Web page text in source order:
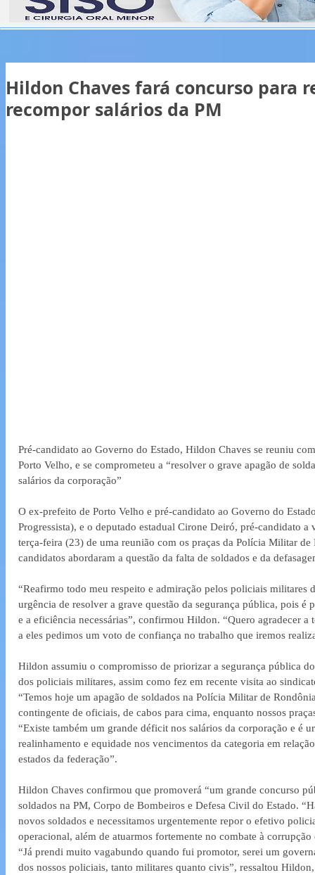
Hildon Chaves fará concurso para
recompor salários da PM
Pré-candidato ao Governo do Estado, Hildon Chaves se reuniu
Porto Velho, e se comprometeu a “resolver o grave apagão de
salários da corporação”
O ex-prefeito de Porto Velho e pré-candidato ao Governo do
Progressista), e o deputado estadual Cirone Deiró, pré-candidato
terça-feira (23) de uma reunião com os praças da Polícia Militar
candidatos abordaram a questão da falta de soldados e da
“Reafirmo todo meu respeito e admiração pelos policiais militares
urgência de resolver a grave questão da segurança pública, pois é
e a eficiência necessárias”, confirmou Hildon. “Quero agradecer a
a eles pedimos um voto de confiança no trabalho que iremos
Hildon assumiu o compromisso de priorizar a segurança pública
dos policiais militares, assim como fez em recente visita ao
“Temos hoje um apagão de soldados na Polícia Militar de
contingente de oficiais, de cabos para cima, enquanto nossos
“Existe também um grande déficit nos salários da corporação e é
realinhamento e equidade nos vencimentos da categoria em
estados da federação”.
Hildon Chaves confirmou que promoverá “um grande concurso
soldados na PM, Corpo de Bombeiros e Defesa Civil do Estado.
novos soldados e necessitamos urgentemente repor o efetivo
operacional, além de atuarmos fortemente no combate à
“Já prendi muito vagabundo quando fui promotor, serei um
dos nossos policiais, tanto militares quanto civis”, ressaltou